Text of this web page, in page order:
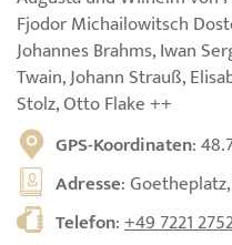
Fjodor Michailowitsch
Johannes Brahms, Iwan
Twain, Johann Strauß,
Stolz, Otto Flake ++
GPS-Koordinaten:
Adresse:
Telefon:+49 7221